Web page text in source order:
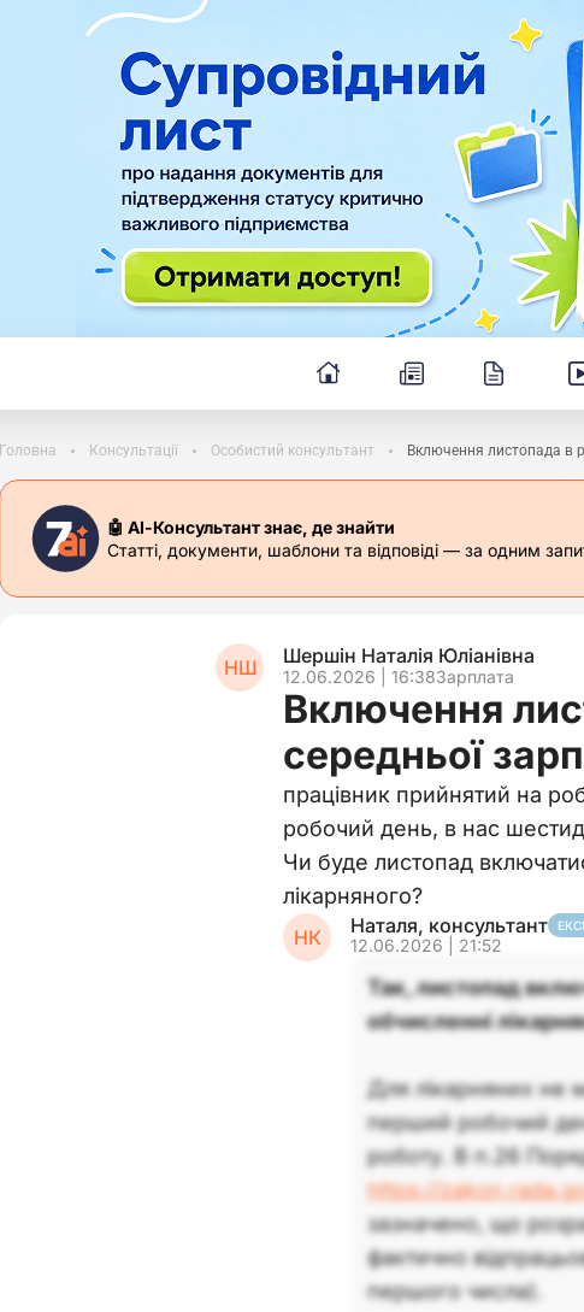
Головна Консультації Особистий консультант Включення листопада в
🤖 АІ-Консультант знає, де знайти
Статті, документи, шаблони та відповіді — за одним
НШ Шершін Наталія Юліанівна
12.06.2026 | 16:38Зарплата
Включення
середньої
працівник прийнятий на
робочий день, в нас
Чи буде листопад
лікарняного?
НК Наталя, консультант
12.06.2026 | 21:52
Так, листопад
обчисленні
Для лікарняних не
перший робочий
роботу. В п.26
https://
зазначено, що
фактично
першого числа).